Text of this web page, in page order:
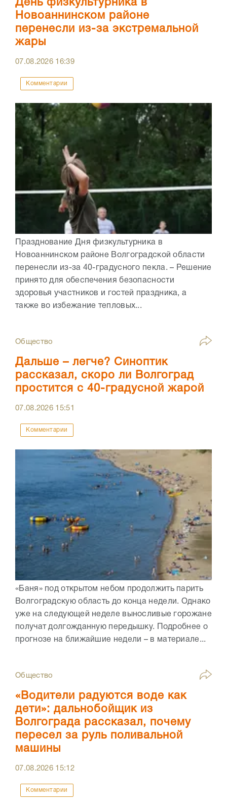
День физкультурника в
Новоаннинском районе
перенесли из-за экстремальной
жары
07.08.2026 16:39
Комментарии
Празднование Дня физкультурника в
Новоаннинском районе Волгоградской области
перенесли из-за 40-градусного пекла. – Решение
принято для обеспечения безопасности
здоровья участников и гостей праздника, а
также во избежание тепловых...
Общество
Дальше – легче? Синоптик
рассказал, скоро ли Волгоград
простится с 40-градусной жарой
07.08.2026 15:51
Комментарии
«Баня» под открытом небом продолжить парить
Волгоградскую область до конца недели. Однако
уже на следующей неделе выносливые горожане
получат долгожданную передышку. Подробнее о
прогнозе на ближайшие недели – в материале...
Общество
«Водители радуются воде как
дети»: дальнобойщик из
Волгограда рассказал, почему
пересел за руль поливальной
машины
07.08.2026 15:12
Комментарии